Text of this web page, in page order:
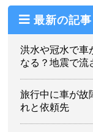
最新の記事
洪水や冠水で車
なる？地震で流
旅行中に車が故
れと依頼先